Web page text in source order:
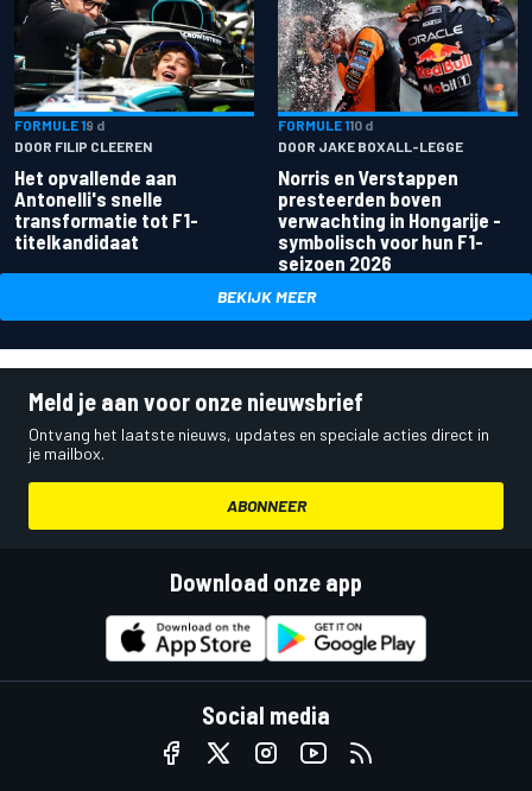
FORMULE 19 d
DOOR FILIP CLEEREN
Het opvallende aan
Antonelli's snelle
transformatie tot F1-
titelkandidaat
FORMULE 110 d
DOOR JAKE BOXALL-LEGGE
Norris en Verstappen
presteerden boven
verwachting in Hongarije -
symbolisch voor hun F1-
seizoen 2026
BEKIJK MEER
Meld je aan voor onze nieuwsbrief
Ontvang het laatste nieuws, updates en speciale acties direct in
je mailbox.
ABONNEER
Download onze app
Social media